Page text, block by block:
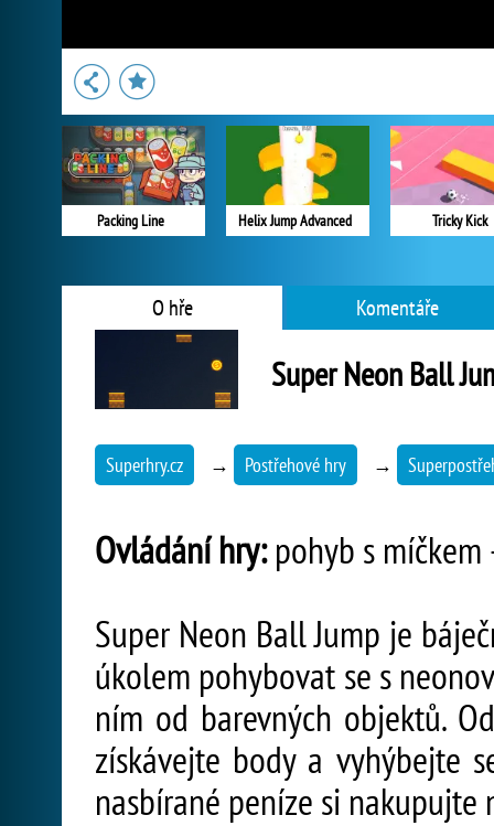
Packing Line Helix Jump Advanced Tricky Kick
O hře Komentáře
Super Neon Ball
Superhry.cz → Postřehové hry →
Ovládání hry:pohyb s míčkem
Super Neon Ball Jump je
úkolem pohybovat se s
ním od barevných objektů.
získávejte body a vyhýbejte
nasbírané peníze si nakupujte